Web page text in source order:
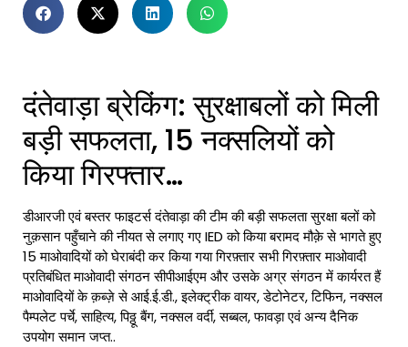
दंतेवाड़ा ब्रेकिंग: सुरक्षाबलों को मिली
बड़ी सफलता, 15 नक्सलियों को
किया गिरफ्तार…
डीआरजी एवं बस्तर फाइटर्स दंतेवाड़ा की टीम की बड़ी सफलता सुरक्षा बलों को
नुक़सान पहुँचाने की नीयत से लगाए गए IED को किया बरामद मौक़े से भागते हुए
15 माओवादियों को घेराबंदी कर किया गया गिरफ़्तार सभी गिरफ़्तार माओवादी
प्रतिबंधित माओवादी संगठन सीपीआईएम और उसके अग्र संगठन में कार्यरत हैं
माओवादियों के क़ब्ज़े से आई.ई.डी., इलेक्ट्रीक वायर, डेटोनेटर, टिफिन, नक्सल
पैम्पलेट पर्चे, साहित्य, पिठ्ठू बैंग, नक्सल वर्दी, सब्बल, फावड़ा एवं अन्य दैनिक
उपयोग समान जप्त..